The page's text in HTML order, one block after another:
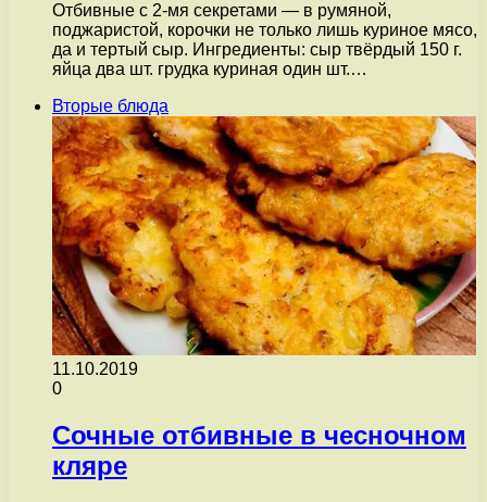
Отбивные с 2-мя секретами — в румяной,
поджаристой, корочки не только лишь куриное мясо,
да и тертый сыр. Ингредиенты: сыр твёрдый 150 г.
яйца два шт. грудка куриная один шт.…
Вторые блюда
11.10.2019
0
Сочные отбивные в чесночном
кляре